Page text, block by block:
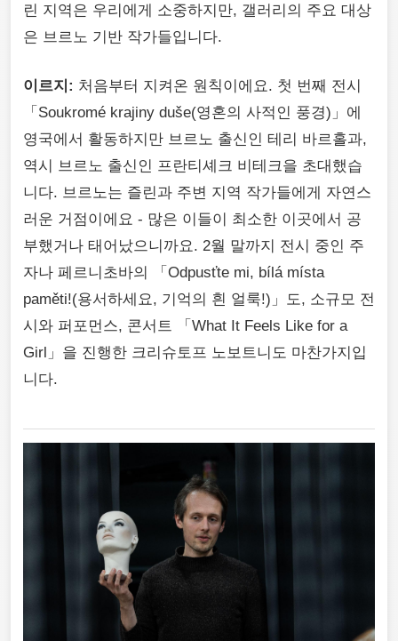
린 지역은 우리에게 소중하지만, 갤러리의 주요 대상
은 브르노 기반 작가들입니다.
이르지: 처음부터 지켜온 원칙이에요. 첫 번째 전시
「Soukromé krajiny duše(영혼의 사적인 풍경)」에
영국에서 활동하지만 브르노 출신인 테리 바르홀과,
역시 브르노 출신인 프란티셰크 비테크을 초대했습
니다. 브르노는 즐린과 주변 지역 작가들에게 자연스
러운 거점이에요 - 많은 이들이 최소한 이곳에서 공
부했거나 태어났으니까요. 2월 말까지 전시 중인 주
자나 페르니초바의 「Odpusťte mi, bílá místa
paměti!(용서하세요, 기억의 흰 얼룩!)」도, 소규모 전
시와 퍼포먼스, 콘서트 「What It Feels Like for a
Girl」을 진행한 크리슈토프 노보트니도 마찬가지입
니다.